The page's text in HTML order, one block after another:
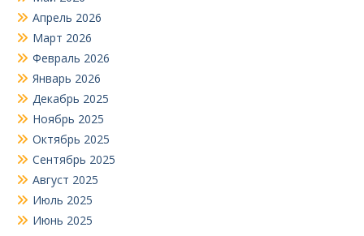
Апрель 2026
Март 2026
Февраль 2026
Январь 2026
Декабрь 2025
Ноябрь 2025
Октябрь 2025
Сентябрь 2025
Август 2025
Июль 2025
Июнь 2025